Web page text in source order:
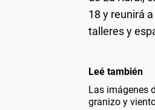
18 y reunirá
talleres y
Leé también
Las imágenes
granizo y